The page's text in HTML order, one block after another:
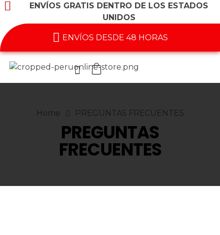
ENVÍOS GRATIS DENTRO DE LOS ESTADOS
UNIDOS
ENVÍOS DESDE 48 HORAS
Home PREGUNTAS FRECUENTES
PREGUNTAS
FRECUENTES